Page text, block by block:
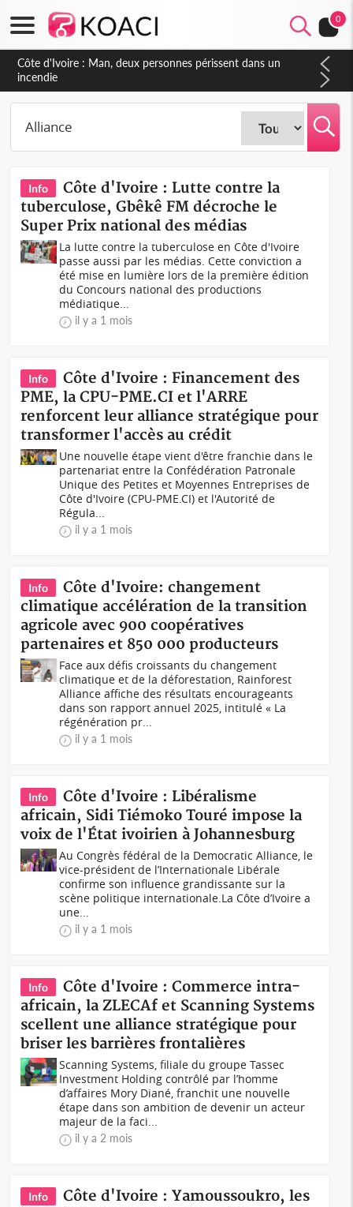
0
Côte d'Ivoire : Séileu, la célébration de la fête nationale
transformée en vaste campagne contre les produits
dépigmentants dangereux
Info
Côte d'Ivoire : Lutte contre la
tuberculose, Gbêkê FM décroche le
Super Prix national des médias
La lutte contre la tuberculose en Côte d'Ivoire
passe aussi par les médias. Cette conviction a
été mise en lumière lors de la première édition
du Concours national des productions
médiatique...
il y a 1 mois
Info
Côte d'Ivoire : Financement des
PME, la CPU-PME.CI et l'ARRE
renforcent leur alliance stratégique pour
transformer l'accès au crédit
Une nouvelle étape vient d'être franchie dans le
partenariat entre la Confédération Patronale
Unique des Petites et Moyennes Entreprises de
Côte d'Ivoire (CPU-PME.CI) et l'Autorité de
Régula...
il y a 1 mois
Info
Côte d'Ivoire: changement
climatique accélération de la transition
agricole avec 900 coopératives
partenaires et 850 000 producteurs
Face aux défis croissants du changement
climatique et de la déforestation, Rainforest
Alliance affiche des résultats encourageants
dans son rapport annuel 2025, intitulé « La
régénération pr...
il y a 1 mois
Info
Côte d'Ivoire : Libéralisme
africain, Sidi Tiémoko Touré impose la
voix de l'État ivoirien à Johannesburg
Au Congrès fédéral de la Democratic Alliance, le
vice-président de l’Internationale Libérale
confirme son influence grandissante sur la
scène politique internationale.La Côte d’Ivoire a
une...
il y a 1 mois
Info
Côte d'Ivoire : Commerce intra-
africain, la ZLECAf et Scanning Systems
scellent une alliance stratégique pour
briser les barrières frontalières
Scanning Systems, filiale du groupe Tassec
Investment Holding contrôlé par l’homme
d’affaires Mory Diané, franchit une nouvelle
étape dans son ambition de devenir un acteur
majeur de la faci...
il y a 2 mois
Info
Côte d'Ivoire : Yamoussoukro, les